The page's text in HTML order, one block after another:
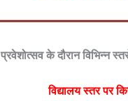
प्रवेशोत्सव के दौरान विभिन्न
विद्यालय स्तर पर